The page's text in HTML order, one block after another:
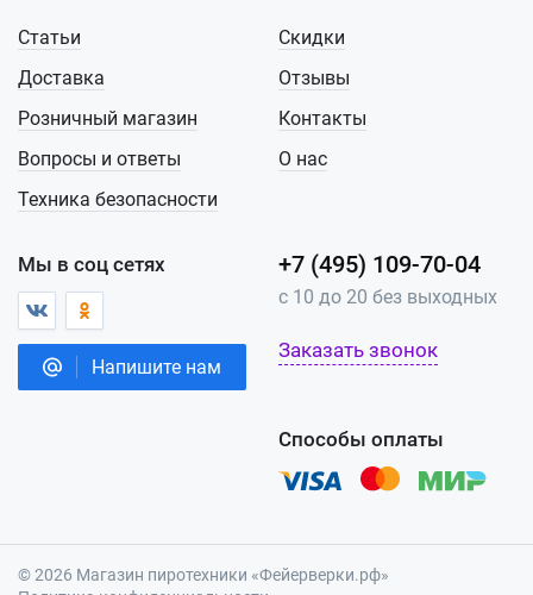
Статьи
Доставка
Розничный магазин
Вопросы и ответы
Техника безопасности
Скидки
Отзывы
Контакты
О нас
Мы в соц сетях
Напишите нам
+7 (495) 109-70-04
с 10 до 20 без выходных
Заказать звонок
Способы оплаты
© 2026 Магазин пиротехники «Фейерверки.рф»